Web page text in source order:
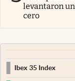
levantaron
cero
Ibex 35 Index